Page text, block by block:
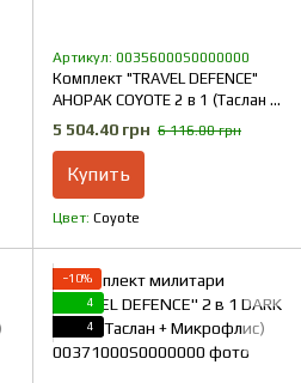
Артикул: 00356000S0000000
Комплект "TRAVEL DEFENCE"
АНОРАК COYOTE 2 в 1 (Таслан +
Микрофлис)
5 504.40 грн 6 116.00 грн
Купить
Цвет Coyote
−10%
4
4